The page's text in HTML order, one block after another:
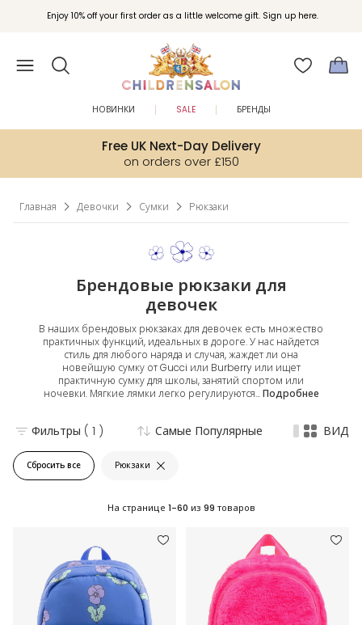
Enjoy 10% off your first order as a little welcome gift. Sign up here.
Вступайте в клуб Бонусы Childrensalon для эксклюзивных привилегий при
покупках.
Free UK Next-Day Delivery
on orders over £150
НОВИНКИ SALE БРЕНДЫ
Главная Девочки Сумки Рюкзаки
Брендовые рюкзаки для
девочек
В наших брендовых рюкзаках для девочек есть множество
практичных функций, идеальных в дороге. У нас найдется
стиль для любого наряда и случая, жаждет ли она
новейшую сумку от Gucci или Burberry или ищет
практичную сумку для школы, занятий спортом или
ночевки. Мягкие лямки легко регулируются...Подробнее
Сбросить все Рюкзаки
Фильтры ( 1 ) Самые Популярные ВИД
На странице 1-60 из 99 товаров